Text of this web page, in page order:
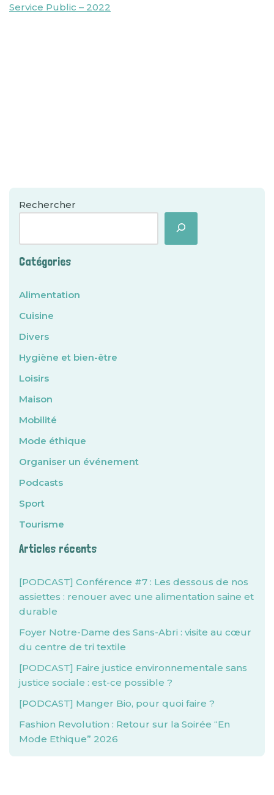
Service Public – 2022
Rechercher
Catégories
Alimentation
Cuisine
Divers
Hygiène et bien-être
Loisirs
Maison
Mobilité
Mode éthique
Organiser un événement
Podcasts
Sport
Tourisme
Articles récents
[PODCAST] Conférence #7 : Les dessous de nos
assiettes : renouer avec une alimentation saine et
durable
Foyer Notre-Dame des Sans-Abri : visite au cœur
du centre de tri textile
[PODCAST] Faire justice environnementale sans
justice sociale : est-ce possible ?
[PODCAST] Manger Bio, pour quoi faire ?
Fashion Revolution : Retour sur la Soirée “En
Mode Ethique” 2026